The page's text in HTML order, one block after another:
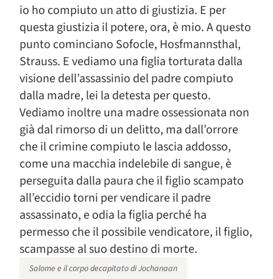
io ho compiuto un atto di giustizia. E per
questa giustizia il potere, ora, è mio. A questo
punto cominciano Sofocle, Hosfmannsthal,
Strauss. E vediamo una figlia torturata dalla
visione dell’assassinio del padre compiuto
dalla madre, lei la detesta per questo.
Vediamo inoltre una madre ossessionata non
già dal rimorso di un delitto, ma dall’orrore
che il crimine compiuto le lascia addosso,
come una macchia indelebile di sangue, è
perseguita dalla paura che il figlio scampato
all’eccidio torni per vendicare il padre
assassinato, e odia la figlia perché ha
permesso che il possibile vendicatore, il figlio,
scampasse al suo destino di morte.
Salome e il corpo decapitato di Jochanaan